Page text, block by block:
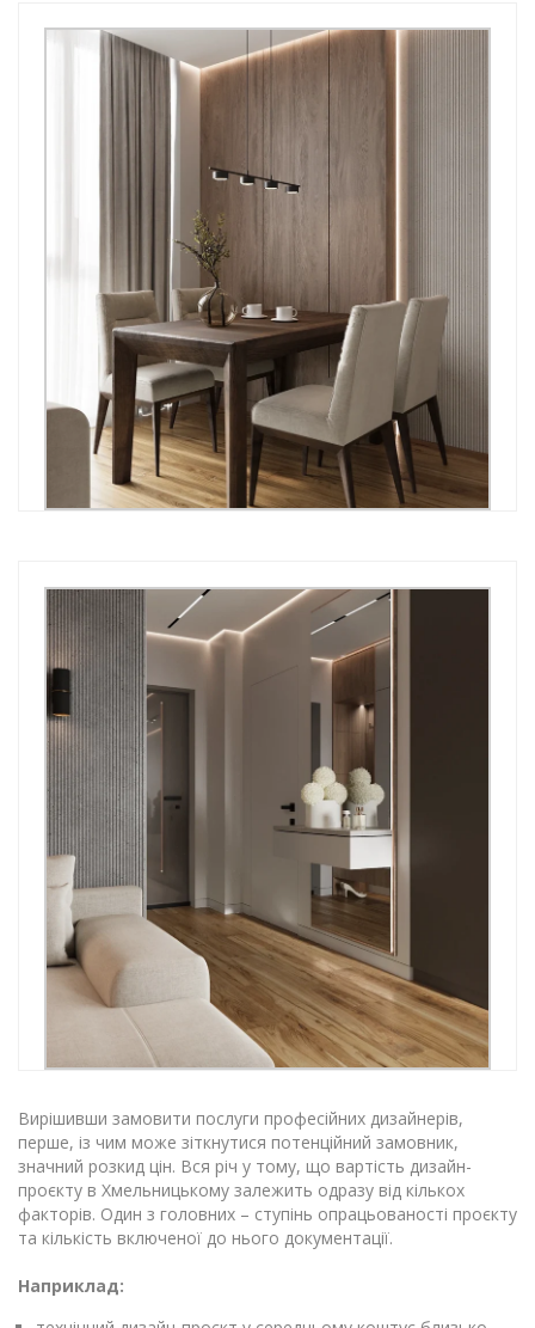
Вирішивши замовити послуги професійних дизайнерів,
перше, із чим може зіткнутися потенційний замовник,
значний розкид цін. Вся річ у тому, що вартість дизайн-
проєкту в Хмельницькому залежить одразу від кількох
факторів. Один з головних – ступінь опрацьованості проєкту
та кількість включеної до нього документації.
Наприклад: